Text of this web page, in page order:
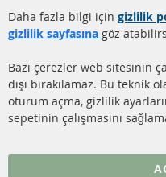
KATALİZÖR (KAT)
SSS
Daha fazla link
Veri koruma
Daha fazla bilgi için gizlilik
gizlilik sayfasına göz
Bazı çerezler web sitesinin
dışı bırakılamaz. Bu teknik
oturum açma, gizlilik
sepetinin çalışmasını